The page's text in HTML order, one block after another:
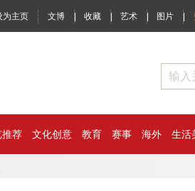
为主页 文博 | 收藏 | 艺术 | 图片 |
推荐 文化创意 教育 赛事 海外 生活